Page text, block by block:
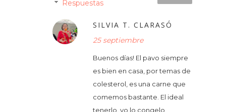
Respuestas
SILVIA T. CLARASÓ
25 septiembre
Buenos días! El pavo siempre
es bien en casa, por temas de
colesterol, es una carne que
comemos bastante. El ideal
tenerlo, yo lo congelo